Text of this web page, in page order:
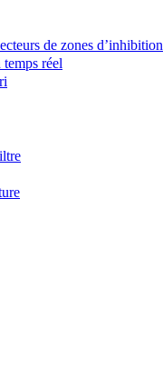
de zones d’inhibition
réel